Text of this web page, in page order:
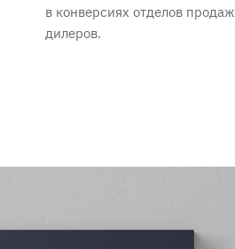
в конверсиях отделов продаж
дилеров.